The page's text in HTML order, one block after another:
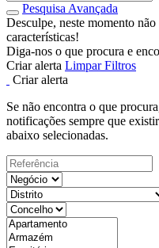
Pesquisa Avançada
Desculpe, neste momento
características!
Diga-nos o que procura e
Criar alerta Limpar Filtros
Criar alerta
Se não encontra o que
notificações sempre que
abaixo selecionadas.